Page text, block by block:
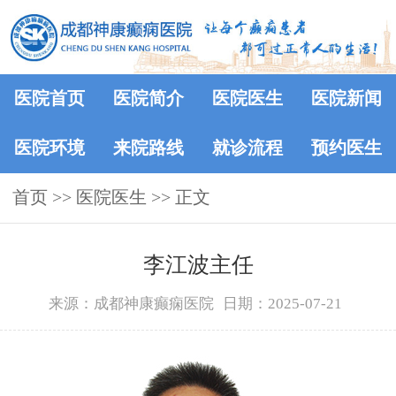
医院首页 医院简介 医院医生 医院新闻
医院环境 来院路线 就诊流程 预约医生
首页 >> 医院医生 >> 正文
李江波主任
来源：成都神康癫痫医院 日期：2025-07-21